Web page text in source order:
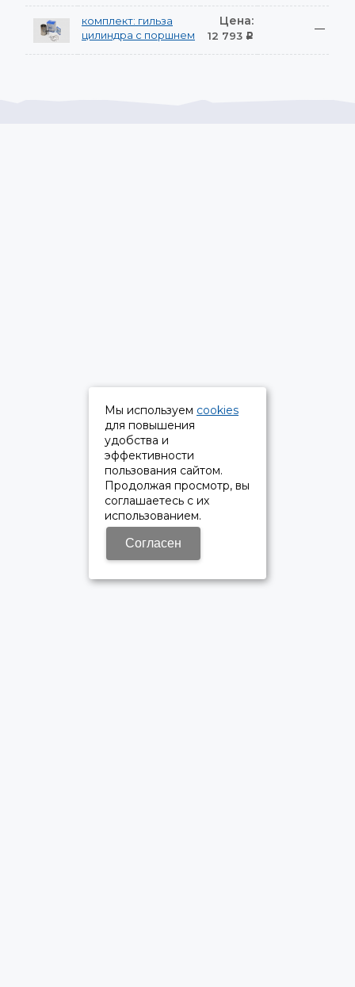
комплект: гильза
цилиндра с поршнем
Цена:
12 793 Р
—
Мы используем cookies
для повышения
удобства и
эффективности
пользования сайтом.
Продолжая просмотр, вы
соглашаетесь с их
использованием.
Согласен